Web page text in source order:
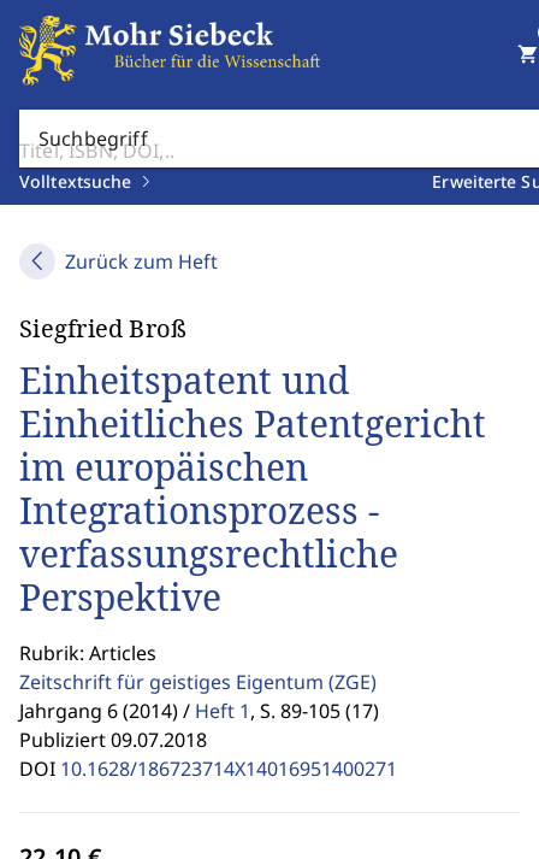
Suchbegriff
Volltextsuche Erweiterte
shopping_cart
Zurück zum Heft
Siegfried Broß
Einheitspatent und
Einheitliches Patentgericht
im europäischen
Integrationsprozess -
verfassungsrechtliche
Perspektive
Rubrik: Articles
Zeitschrift für geistiges Eigentum (ZGE)
Jahrgang 6 (2014) / Heft 1, S. 89-105 (17)
Publiziert 09.07.2018
DOI 10.1628/186723714X14016951400271